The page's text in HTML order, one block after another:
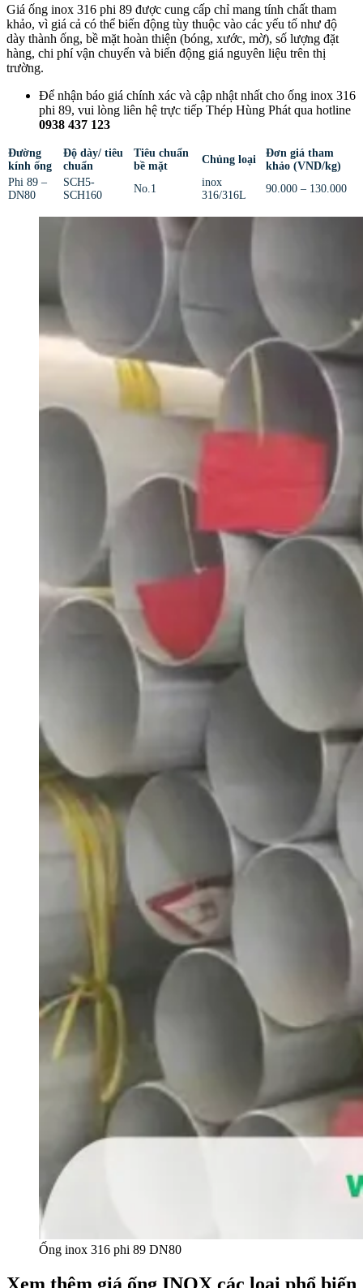
Giá ống inox 316 phi 89 được cung cấp chỉ mang tính chất tham
khảo, vì giá cả có thể biến động tùy thuộc vào các yếu tố như độ
dày thành ống, bề mặt hoàn thiện (bóng, xước, mờ), số lượng đặt
hàng, chi phí vận chuyển và biến động giá nguyên liệu trên thị
trường.
Để nhận báo giá chính xác và cập nhật nhất cho ống inox 316
phi 89, vui lòng liên hệ trực tiếp Thép Hùng Phát qua hotline
0938 437 123
Đường
kính ống
Độ dày/ tiêu
chuẩn
Tiêu chuẩn
bề mặt
Chủng loại
Đơn giá tham
khảo (VND/kg)
Phi 89 –
DN80
SCH5-
SCH160
No.1
inox
316/316L
90.000 – 130.000
Ống inox 316 phi 89 DN80